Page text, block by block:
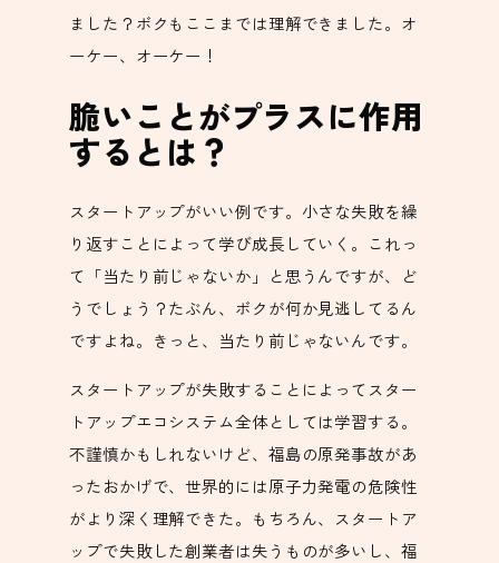
ました？ボクもここまでは理解できました。オ
ーケー、オーケー！
脆いことがプラスに作用
するとは？
スタートアップがいい例です。小さな失敗を繰
り返すことによって学び成長していく。これっ
て「当たり前じゃないか」と思うんですが、ど
うでしょう？たぶん、ボクが何か見逃してるん
ですよね。きっと、当たり前じゃないんです。
スタートアップが失敗することによってスター
トアップエコシステム全体としては学習する。
不謹慎かもしれないけど、福島の原発事故があ
ったおかげで、世界的には原子力発電の危険性
がより深く理解できた。もちろん、スタートア
ップで失敗した創業者は失うものが多いし、福